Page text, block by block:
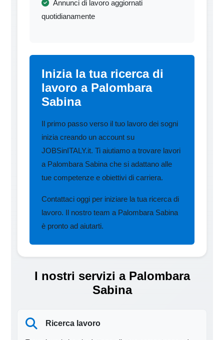
Annunci di lavoro aggiornati
quotidianamente
Inizia la tua ricerca di
lavoro a Palombara
Sabina
Il primo passo verso il tuo lavoro dei sogni
inizia creando un account su
JOBSinITALY.it. Ti aiutiamo a trovare lavori
a Palombara Sabina che si adattano alle
tue competenze e obiettivi di carriera.
Contattaci oggi per iniziare la tua ricerca di
lavoro. Il nostro team a Palombara Sabina
è pronto ad aiutarti.
I nostri servizi a Palombara
Sabina
Ricerca lavoro